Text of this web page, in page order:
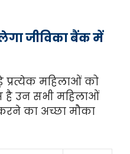
जीविका बैंक में
प्रत्येक महिलाओं को
है उन सभी महिलाओं
का अच्छा मौका